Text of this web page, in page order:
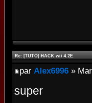
Re: [TUTO] HACK wii 4.2E
par Alex6996 »
super